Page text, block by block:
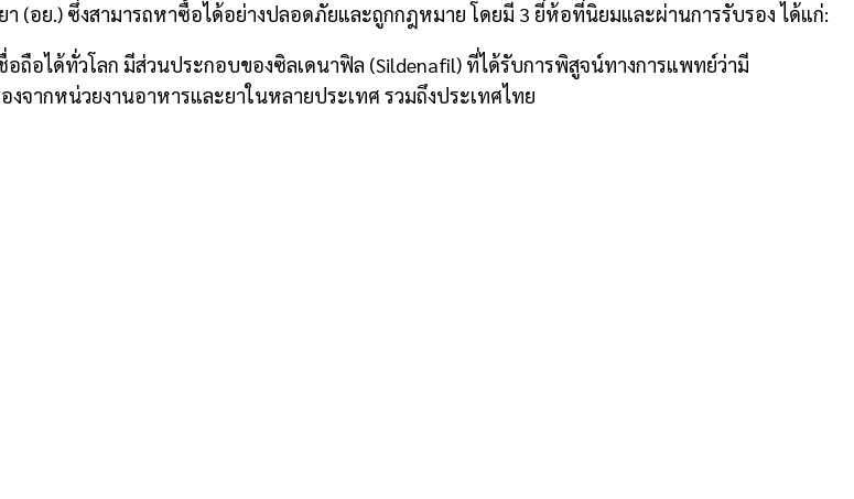
(อย.) ซึ่งสามารถหาซื้อได้อย่างปลอดภัยและถูกกฎหมาย โดยมี 3 ยี่ห้อที่นิยมและผ่านการรับรอง ได้แก่:
ถือได้ทั่วโลก มีส่วนประกอบของซิลเดนาฟิล (Sildenafil) ที่ได้รับการพิสูจน์ทางการแพทย์ว่ามี
จากหน่วยงานอาหารและยาในหลายประเทศ รวมถึงประเทศไทย